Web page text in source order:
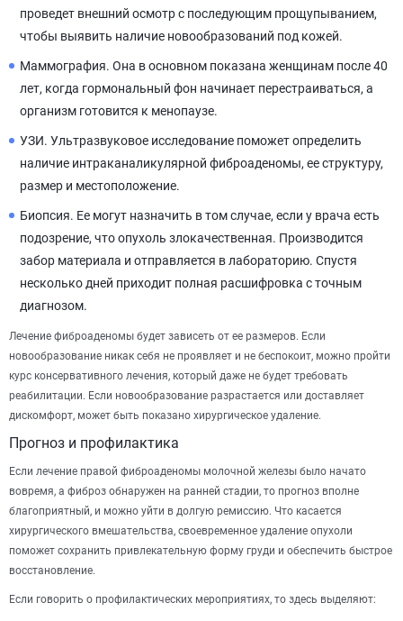
проведет внешний осмотр с последующим прощупыванием,
чтобы выявить наличие новообразований под кожей.
Маммография. Она в основном показана женщинам после 40
лет, когда гормональный фон начинает перестраиваться, а
организм готовится к менопаузе.
УЗИ. Ультразвуковое исследование поможет определить
наличие интраканаликулярной фиброаденомы, ее структуру,
размер и местоположение.
Биопсия. Ее могут назначить в том случае, если у врача есть
подозрение, что опухоль злокачественная. Производится
забор материала и отправляется в лабораторию. Спустя
несколько дней приходит полная расшифровка с точным
диагнозом.
Лечение фиброаденомы будет зависеть от ее размеров. Если
новообразование никак себя не проявляет и не беспокоит, можно пройти
курс консервативного лечения, который даже не будет требовать
реабилитации. Если новообразование разрастается или доставляет
дискомфорт, может быть показано хирургическое удаление.
Прогноз и профилактика
Если лечение правой фиброаденомы молочной железы было начато
вовремя, а фиброз обнаружен на ранней стадии, то прогноз вполне
благоприятный, и можно уйти в долгую ремиссию. Что касается
хирургического вмешательства, своевременное удаление опухоли
поможет сохранить привлекательную форму груди и обеспечить быстрое
восстановление.
Если говорить о профилактических мероприятиях, то здесь выделяют: